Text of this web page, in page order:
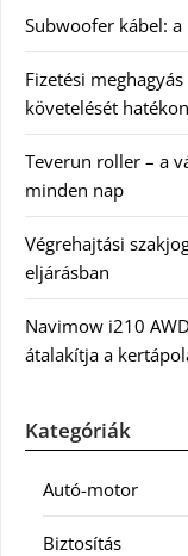
Subwoofer kábel:
Fizetési
követelését
Teverun roller – a
minden nap
Végrehajtási
eljárásban
Navimow i210
átalakítja a
Kategóriák
Autó-motor
Biztosítás